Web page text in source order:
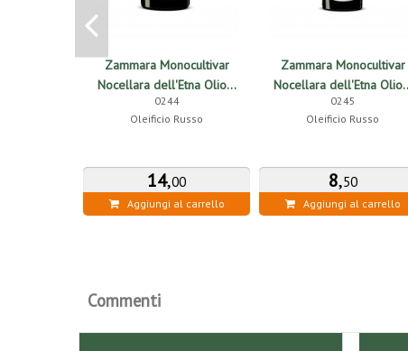
Zammara Monocultivar
Nocellara dell'Etna Olio...
0244
Oleificio Russo
14,00
Aggiungi al carrello
Zammara Monocultivar
Nocellara dell'Etna
0245
Oleificio Russo
8,50
Aggiungi al carrello
Commenti